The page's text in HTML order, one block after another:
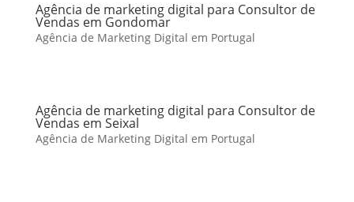
Agência de marketing digital para Consultor de
Vendas em Gondomar
Agência de Marketing Digital em Portugal
Agência de marketing digital para Consultor de
Vendas em Seixal
Agência de Marketing Digital em Portugal